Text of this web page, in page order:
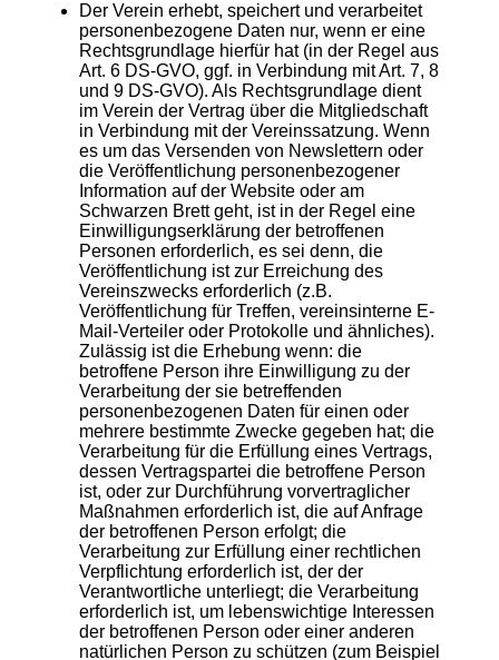
Der Verein erhebt, speichert und verarbeitet
personenbezogene Daten nur, wenn er eine
Rechtsgrundlage hierfür hat (in der Regel aus
Art. 6 DS-GVO, ggf. in Verbindung mit Art. 7, 8
und 9 DS-GVO). Als Rechtsgrundlage dient
im Verein der Vertrag über die Mitgliedschaft
in Verbindung mit der Vereinssatzung. Wenn
es um das Versenden von Newslettern oder
die Veröffentlichung personenbezogener
Information auf der Website oder am
Schwarzen Brett geht, ist in der Regel eine
Einwilligungserklärung der betroffenen
Personen erforderlich, es sei denn, die
Veröffentlichung ist zur Erreichung des
Vereinszwecks erforderlich (z.B.
Veröffentlichung für Treffen, vereinsinterne E-
Mail-Verteiler oder Protokolle und ähnliches).
Zulässig ist die Erhebung wenn: die
betroffene Person ihre Einwilligung zu der
Verarbeitung der sie betreffenden
personenbezogenen Daten für einen oder
mehrere bestimmte Zwecke gegeben hat; die
Verarbeitung für die Erfüllung eines Vertrags,
dessen Vertragspartei die betroffene Person
ist, oder zur Durchführung vorvertraglicher
Maßnahmen erforderlich ist, die auf Anfrage
der betroffenen Person erfolgt; die
Verarbeitung zur Erfüllung einer rechtlichen
Verpflichtung erforderlich ist, der der
Verantwortliche unterliegt; die Verarbeitung
erforderlich ist, um lebenswichtige Interessen
der betroffenen Person oder einer anderen
natürlichen Person zu schützen (zum Beispiel